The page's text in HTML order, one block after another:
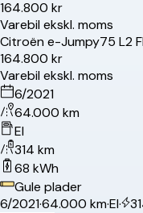
164.800 kr
Varebil ekskl. moms
Citroëne-Jumpy75 L2
164.800 kr
Varebil ekskl. moms
6/2021
64.000 km
El
314 km
68 kWh
Gule plader
6/2021·64.000 km·El·